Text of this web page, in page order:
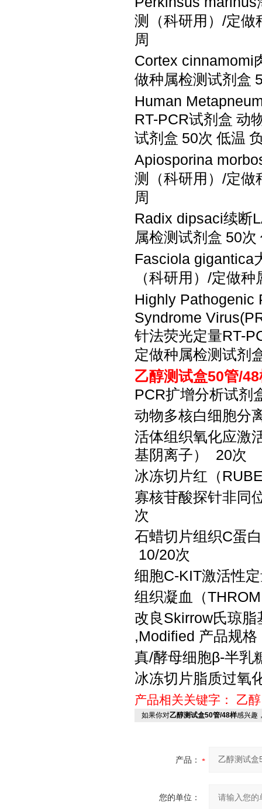
测（科研用） /定做
周
Cortex cinnamomi
做种属检测试剂盒
Human
RT-PCR试剂盒 动
试剂盒 50次 低温
Apiosporina
测（科研用） /定做
周
Radix dipsaci续断
属检测试剂盒 50次
Fasciola gigantica
（科研用） /定做种
Highly Pathogenic
Syndrome
针法荧光定量RT-
定做种属检测试剂
乙醇测试盒50管/48
PCR扩增分析试剂
动物多核白细胞分
活体组织氧化应激
基阴离子） 20次
冰冻切片红（
寡核苷酸探针非同
次
石蜡切片组织C蛋
10/20次
细胞C-KIT激活性
组织凝血（
改良Skirrow氏琼脂
,Modified 产品规格
真/酵母细胞β-半乳
冰冻切片脂质过氧
产品相关关键字： 乙醇
如果你对乙醇测试盒50管/48样感兴趣
产品：
您的单位：